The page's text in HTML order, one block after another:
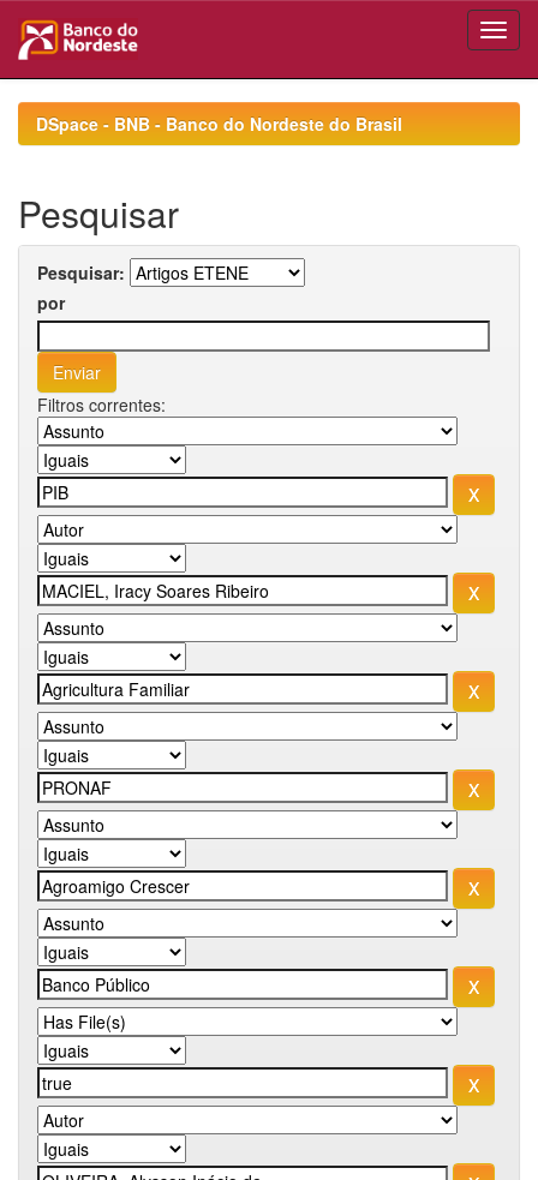
navigationDSpace - BNB - Banco do Nordeste do Brasil
Pesquisar
Pesquisar:
por
Filtros correntes: